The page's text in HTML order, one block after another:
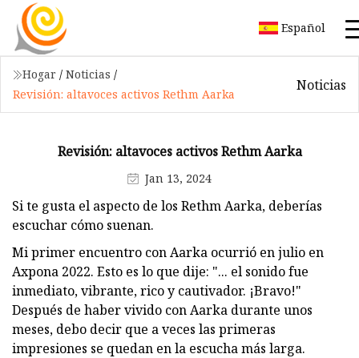
Español
Hogar / Noticias /
Revisión: altavoces activos Rethm Aarka
Noticias
Revisión: altavoces activos Rethm Aarka
Jan 13, 2024
Si te gusta el aspecto de los Rethm Aarka, deberías
escuchar cómo suenan.
Mi primer encuentro con Aarka ocurrió en julio en
Axpona 2022. Esto es lo que dije: "... el sonido fue
inmediato, vibrante, rico y cautivador. ¡Bravo!"
Después de haber vivido con Aarka durante unos
meses, debo decir que a veces las primeras
impresiones se quedan en la escucha más larga.